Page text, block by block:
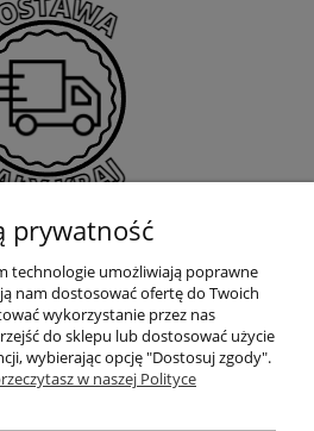
prywatność
technologie umożliwiają poprawne
nam dostosować ofertę do Twoich
wykorzystanie przez nas
do sklepu lub dostosować użycie
wybierając opcję "Dostosuj zgody".
w naszej Polityce